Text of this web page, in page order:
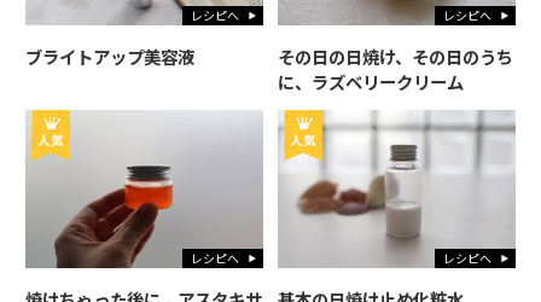
レシピへ
ブライトアップ美容液
レシピへ
その日の日焼け、その日のうち
に、ラズベリークリーム
レシピへ レシピへ